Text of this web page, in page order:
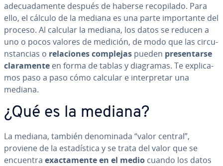
ade­cua­da­me­n­te después de haberse re­co­pi­la­do. Para
ello, el cálculo de la mediana es una parte im­po­r­ta­n­te del
proceso. Al calcular la mediana, los datos se reducen a
uno o pocos valores de medición, de modo que las ci­r­cu­
n­s­ta­n­cias o re­la­cio­nes complejas pueden pre­se­n­tar­se
cla­ra­me­n­te en forma de tablas y diagramas. Te ex­pli­ca­
mos paso a paso cómo calcular e in­te­r­pre­tar una
mediana.
¿Qué es la mediana?
La mediana, también de­no­mi­na­da “valor central”,
proviene de la es­ta­dí­s­ti­ca y se trata del valor que se
encuentra exac­ta­me­n­te en el medio cuando los datos